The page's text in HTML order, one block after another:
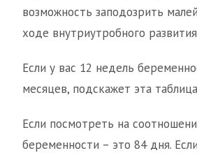
возможность заподозрить
ходе внутриутробного
Если у вас 12 недель
месяцев, подскажет эта
Если посмотреть на
беременности – это 84 дня.